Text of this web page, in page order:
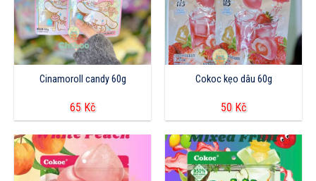
Cinamoroll candy 60g
65 Kč
Cokoc kẹo dâu 60g
50 Kč